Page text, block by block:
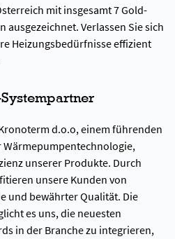
mit insgesamt 7 Gold-
ausgezeichnet. Verlassen Sie sich
Heizungsbedürfnisse effizient
d.o.o, einem führenden
unserer Produkte. Durch
unsere Kunden von
und bewährter Qualität. Die
es uns, die neuesten
in der Branche zu integrieren,